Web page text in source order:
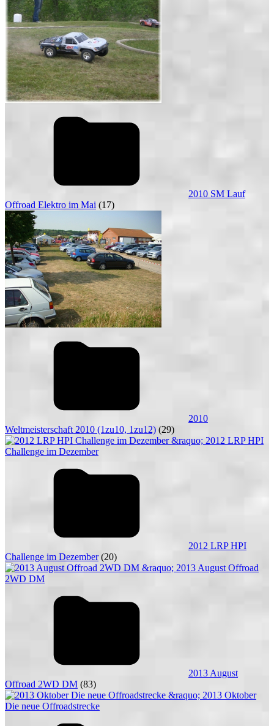
2010 SM Lauf
Offroad Elektro im Mai (17)
2010
Weltmeisterschaft 2010 (1zu10, 1zu12) (29)
2012 LRP HPI
Challenge im Dezember (20)
2013 August
Offroad 2WD DM (83)